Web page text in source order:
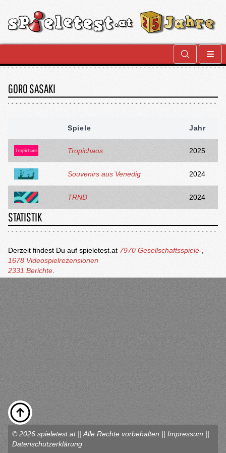
GORO SASAKI
Spiele Jahr
Tropichaos 2025
Souvenirs aus Venedig 2024
TRND 2024
STATISTIK
Derzeit findest Du auf spieletest.at 7970 Gesellschaftsspiele-
1678 Videospielrezensionen
2331 Berichte
© 2026 spieletest.at || Alle Rechte vorbehalten || Impressum ||
Datenschutzerklärung